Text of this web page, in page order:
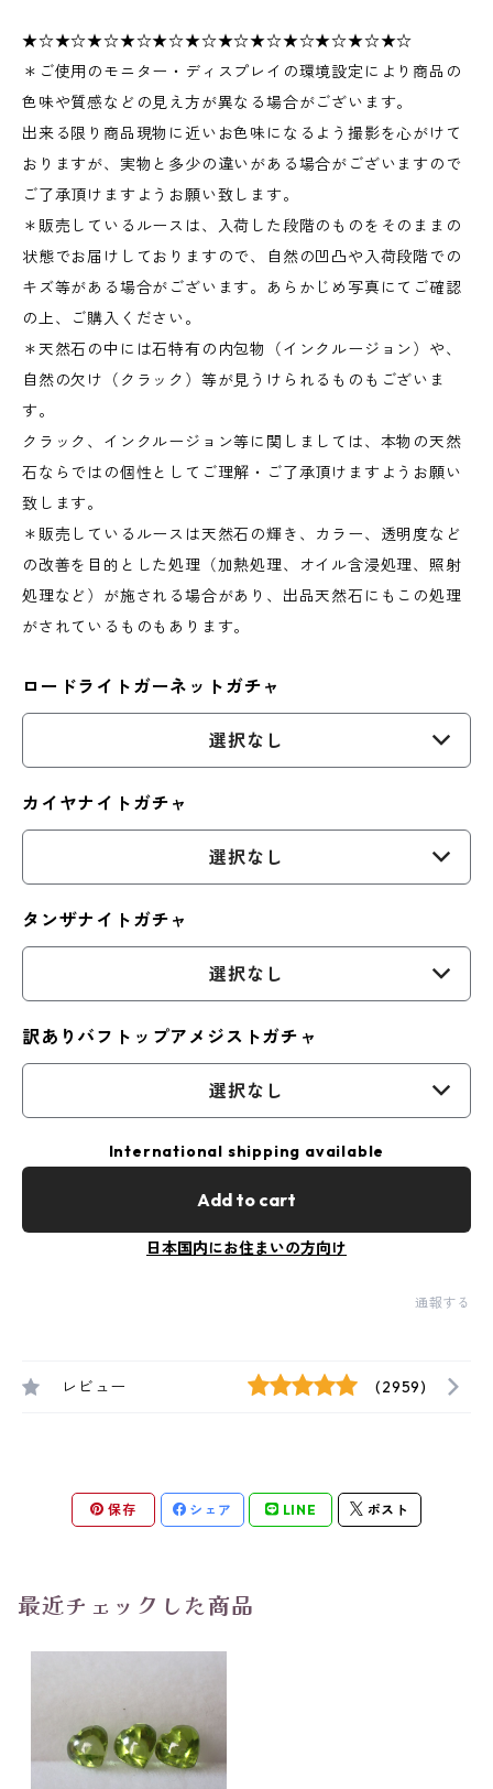
★☆★☆★☆★☆★☆★☆★☆★☆★☆★☆★☆★☆
＊ご使用のモニター・ディスプレイの環境設定により商品の
色味や質感などの見え方が異なる場合がございます。
出来る限り商品現物に近いお色味になるよう撮影を心がけて
おりますが、実物と多少の違いがある場合がございますので
ご了承頂けますようお願い致します。
＊販売しているルースは、入荷した段階のものをそのままの
状態でお届けしておりますので、自然の凹凸や入荷段階での
キズ等がある場合がございます。あらかじめ写真にてご確認
の上、ご購入ください。
＊天然石の中には石特有の内包物（インクルージョン）や、
自然の欠け（クラック）等が見うけられるものもございま
す。
クラック、インクルージョン等に関しましては、本物の天然
石ならではの個性としてご理解・ご了承頂けますようお願い
致します。
＊販売しているルースは天然石の輝き、カラー、透明度など
の改善を目的とした処理（加熱処理、オイル含浸処理、照射
処理など）が施される場合があり、出品天然石にもこの処理
がされているものもあります。
ロードライトガーネットガチャ
選択なし
カイヤナイトガチャ
選択なし
タンザナイトガチャ
選択なし
訳ありバフトップアメジストガチャ
選択なし
International shipping available
Add to cart
日本国内にお住まいの方向け
通報する
レビュー (2959)
保存 シェア LINE ポスト
最近チェックした商品